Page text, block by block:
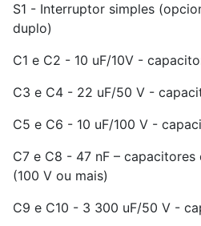
S1 - Interruptor simples
duplo)
C1 e C2 - 10 uF/10V -
C3 e C4 - 22 uF/50 V -
C5 e C6 - 10 uF/100 V -
C7 e C8 - 47 nF –
(100 V ou mais)
C9 e C10 - 3 300 uF/50 V -